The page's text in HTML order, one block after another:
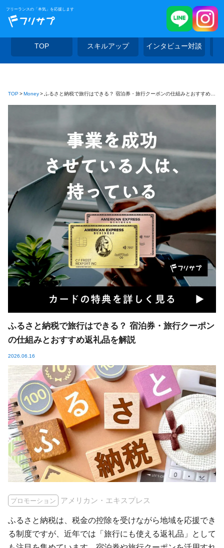
フリーランスの「本気」を応援します
TOP スキルアップ インタビュー対談
TOP Money ふるさと納税で旅行はできる？ 宿泊券・旅行クーポンの仕組みとおすすめ返礼品を解説
ふるさと納税で旅行はできる？ 宿泊券・旅行クーポン
の仕組みとおすすめ返礼品を解説
2026.06.16
プロモーション アメリカン・エキスプレス
ふるさと納税は、税金の控除を受けながら地域を応援でき
る制度ですが、近年では「旅行にも使える返礼品」として